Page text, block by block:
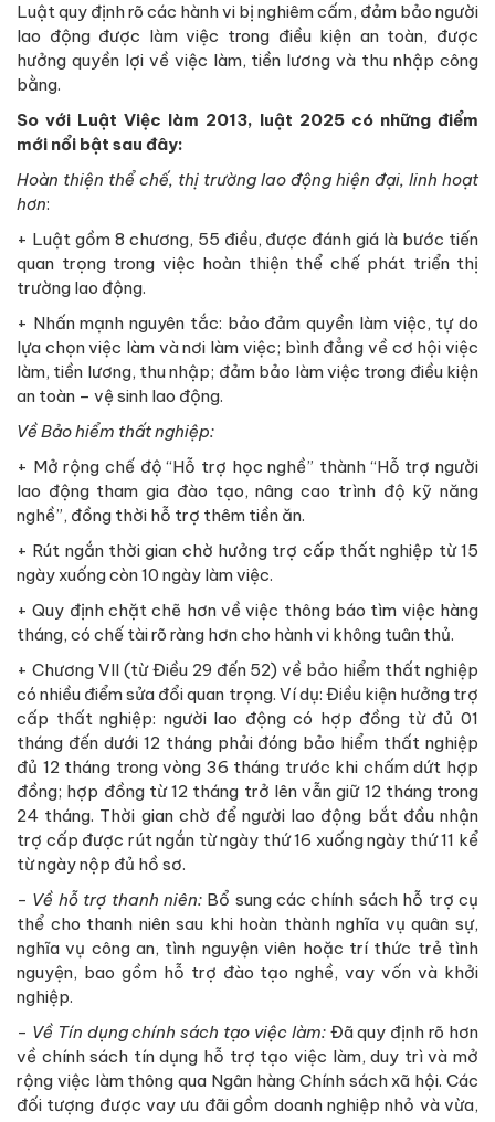
Luật quy định rõ các hành vi bị nghiêm cấm, đảm bảo người
lao động được làm việc trong điều kiện an toàn, được
hưởng quyền lợi về việc làm, tiền lương và thu nhập công
bằng.
So với Luật Việc làm 2013, luật 2025 có những điểm
mới nổi bật sau đây:
Hoàn thiện thể chế, thị trường lao động hiện đại, linh hoạt
hơn:
+ Luật gồm 8 chương, 55 điều, được đánh giá là bước tiến
quan trọng trong việc hoàn thiện thể chế phát triển thị
trường lao động.
+ Nhấn mạnh nguyên tắc: bảo đảm quyền làm việc, tự do
lựa chọn việc làm và nơi làm việc; bình đẳng về cơ hội việc
làm, tiền lương, thu nhập; đảm bảo làm việc trong điều kiện
an toàn – vệ sinh lao động.
Về Bảo hiểm thất nghiệp:
+ Mở rộng chế độ “Hỗ trợ học nghề” thành “Hỗ trợ người
lao động tham gia đào tạo, nâng cao trình độ kỹ năng
nghề”, đồng thời hỗ trợ thêm tiền ăn.
+ Rút ngắn thời gian chờ hưởng trợ cấp thất nghiệp từ 15
ngày xuống còn 10 ngày làm việc.
+ Quy định chặt chẽ hơn về việc thông báo tìm việc hàng
tháng, có chế tài rõ ràng hơn cho hành vi không tuân thủ.
+ Chương VII (từ Điều 29 đến 52) về bảo hiểm thất nghiệp
có nhiều điểm sửa đổi quan trọng. Ví dụ: Điều kiện hưởng trợ
cấp thất nghiệp: người lao động có hợp đồng từ đủ 01
tháng đến dưới 12 tháng phải đóng bảo hiểm thất nghiệp
đủ 12 tháng trong vòng 36 tháng trước khi chấm dứt hợp
đồng; hợp đồng từ 12 tháng trở lên vẫn giữ 12 tháng trong
24 tháng. Thời gian chờ để người lao động bắt đầu nhận
trợ cấp được rút ngắn từ ngày thứ 16 xuống ngày thứ 11 kể
từ ngày nộp đủ hồ sơ.
- Về hỗ trợ thanh niên: Bổ sung các chính sách hỗ trợ cụ
thể cho thanh niên sau khi hoàn thành nghĩa vụ quân sự,
nghĩa vụ công an, tình nguyện viên hoặc trí thức trẻ tình
nguyện, bao gồm hỗ trợ đào tạo nghề, vay vốn và khởi
nghiệp.
- Về Tín dụng chính sách tạo việc làm: Đã quy định rõ hơn
về chính sách tín dụng hỗ trợ tạo việc làm, duy trì và mở
rộng việc làm thông qua Ngân hàng Chính sách xã hội. Các
đối tượng được vay ưu đãi gồm doanh nghiệp nhỏ và vừa,